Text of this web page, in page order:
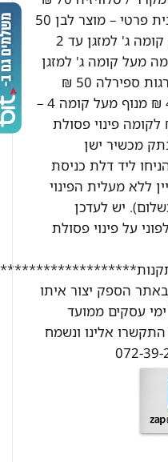
לקומה תוספת קומה בתוך בית פרטי – מוצר לבן 50
₪ לקומה תוספת קומה מעל קומה ג' למזגן עד 2
מעל קומה ג' למזגן
מעל 2 כ"ס 70 ₪ לקומה מדרגות ספירלה 50 ₪
לקומה מנוף עד קומה 4 400 ₪ מנוף מעל קומה 4 –
נוספת 100 ₪ לקומה פינוי פסולת
מכשיר ישן
ליד דלת כניסת
בבניין ללא מעלית הפינוי
תשלום). יש לעדכן
על פינוי פסולת
הספק יצור איתו
לו התקנה עד 7 ימי עסקים ממועד
אלינו ונשמח